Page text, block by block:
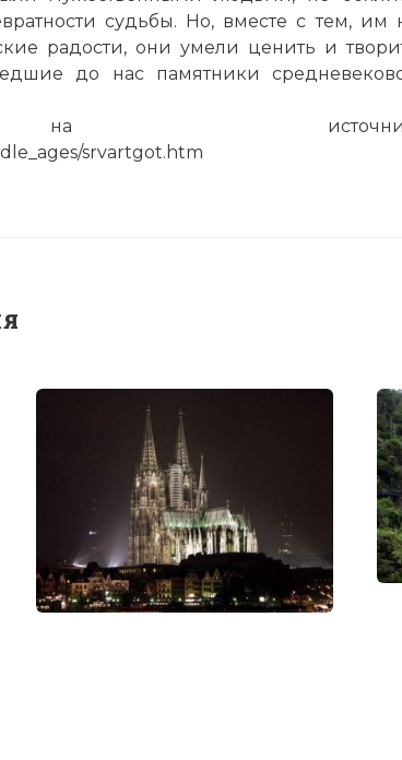
судьбы. Но, вместе с тем, им
радости, они умели ценить и
до нас памятники
srvartgot.htm
на верующих действовали
статьи: